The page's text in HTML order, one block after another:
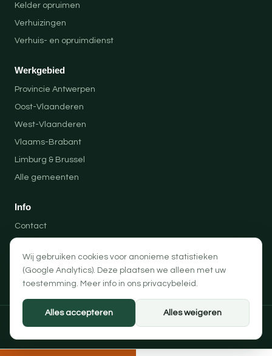
Kelder opruimen
Verhuizingen
Verhuis- en opruimdienst
Werkgebied
Provincie Antwerpen
Oost-Vlaanderen
West-Vlaanderen
Vlaams-Brabant
Limburg & Brussel
Alle gemeenten
Info
Contact
Privacybeleid
Algemene voorwaarden
Wij gebruiken cookies voor anonieme statistieken
(Google Analytics). Deze plaatsen we alleen met uw
toestemming. Meer info in ons privacybeleid .
Alles accepteren Alles weigeren